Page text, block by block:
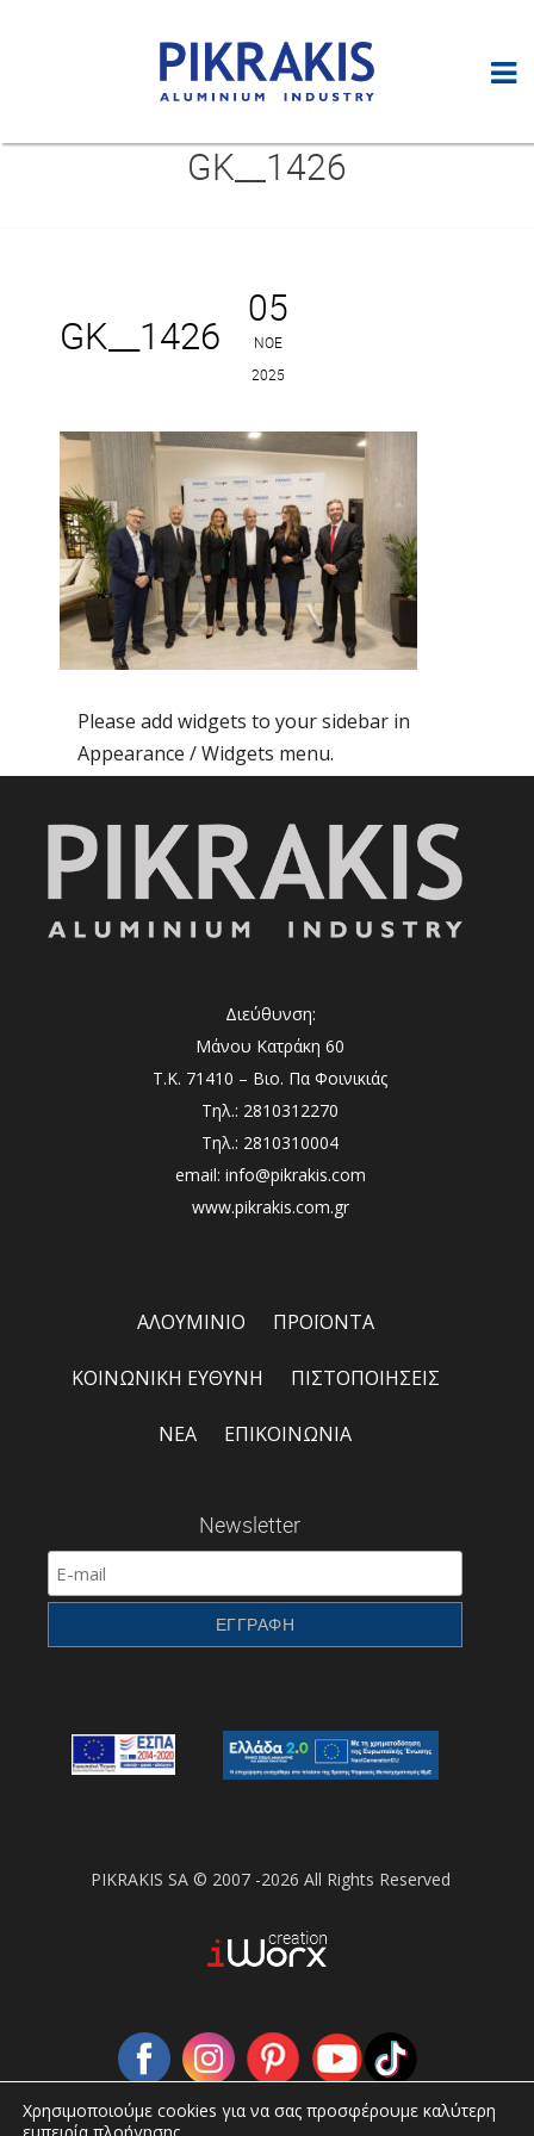
GK__1426
05
ΝΟΈ
2025
GK__1426
Please add widgets to your sidebar in
Appearance / Widgets menu.
Διεύθυνση:
Μάνου Κατράκη 60
Τ.Κ. 71410 – Βιο. Πα Φοινικιάς
Τηλ.: 2810312270
Τηλ.: 2810310004
email: info@pikrakis.com
www.pikrakis.com.gr
ΑΛΟΥΜΙΝΙΟ ΠΡΟΪΟΝΤΑ
ΚΟΙΝΩΝΙΚΗ ΕΥΘΥΝΗ ΠΙΣΤΟΠΟΙΗΣΕΙΣ
ΝΕΑ ΕΠΙΚΟΙΝΩΝΙΑ
Newsletter
PIKRAKIS SA © 2007 -2026 All Rights Reserved
Χρησιμοποιούμε cookies για να σας προσφέρουμε καλύτερη